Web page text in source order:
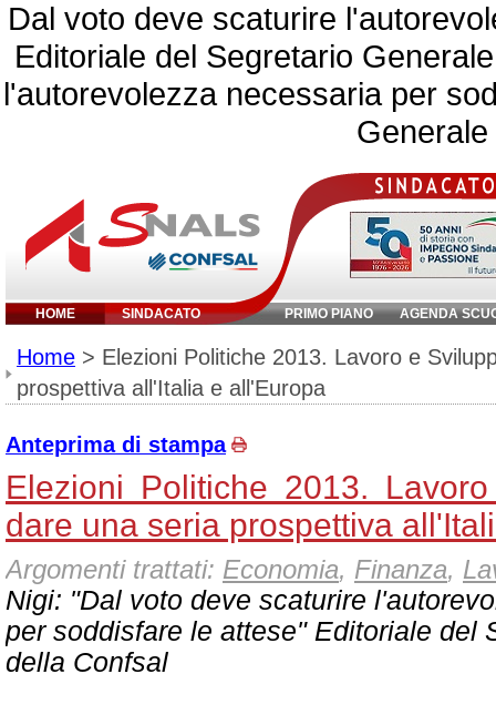
Dal voto deve scaturire
Editoriale del Segretario
l'autorevolezza necessaria per
HOME SINDACATO PRIMO PIANO AGENDA
Inserisci parola
Home > Elezioni Politiche 2013. Lavoro e
prospettiva all'Italia e all'Europa
Anteprima di stampa
Elezioni Politiche 2013.
dare una seria prospettiva
Argomenti trattati: Economia, Finanza,
Nigi: "Dal voto deve scaturire
per soddisfare le attese" Editoriale del
della Confsal